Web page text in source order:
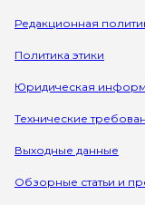
Редакционная
Политика этики
Юридическая
Технические
Выходные данные
Обзорные статьи и